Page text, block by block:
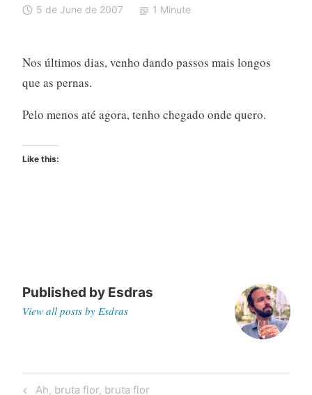
5 de June de 2007
1 Minute
Nos últimos dias, venho dando passos mais longos
que as pernas.
Pelo menos até agora, tenho chegado onde quero.
Like this:
Published by Esdras
View all posts by Esdras
Post
Previous
Ah, bruta flor, bruta flor